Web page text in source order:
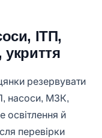
ІТП,
резервувати
насоси, МЗК,
освітлення й
перевірки